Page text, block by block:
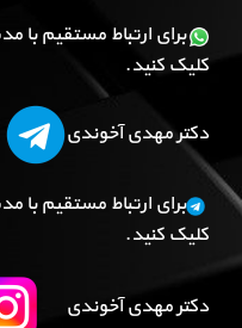
برای ارتباط مستقیم
کلیک کنید.
دکتر مهدی آخوندی
برای ارتباط مستقیم
کلیک کنید.
دکتر مهدی آخوندی